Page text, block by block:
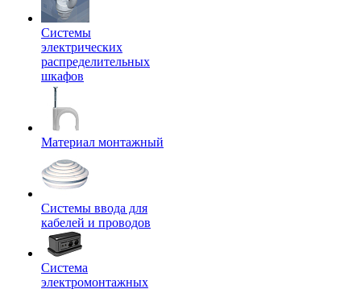
Системы
электрических
распределительных
шкафов
Материал монтажный
Системы ввода для
кабелей и проводов
Система
электромонтажных